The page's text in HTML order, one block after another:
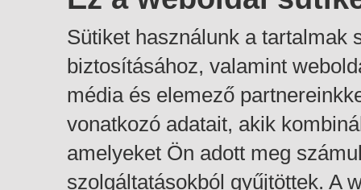
Sütiket használunk a tartalmak
biztosításához, valamint
média és elemező
vonatkozó adatait, akik
amelyeket Ön adott meg
szolgáltatásokból gyűjtöttek. A